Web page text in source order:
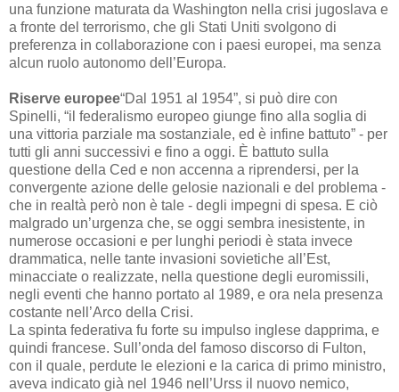
una funzione maturata da Washington nella crisi jugoslava e
a fronte del terrorismo, che gli Stati Uniti svolgono di
preferenza in collaborazione con i paesi europei, ma senza
alcun ruolo autonomo dell’Europa.
Riserve europee“Dal 1951 al 1954”, si può dire con
Spinelli, “il federalismo europeo giunge fino alla soglia di
una vittoria parziale ma sostanziale, ed è infine battuto” - per
tutti gli anni successivi e fino a oggi. È battuto sulla
questione della Ced e non accenna a riprendersi, per la
convergente azione delle gelosie nazionali e del problema -
che in realtà però non è tale - degli impegni di spesa. E ciò
malgrado un’urgenza che, se oggi sembra inesistente, in
numerose occasioni e per lunghi periodi è stata invece
drammatica, nelle tante invasioni sovietiche all’Est,
minacciate o realizzate, nella questione degli euromissili,
negli eventi che hanno portato al 1989, e ora nela presenza
costante nell’Arco della Crisi.
La spinta federativa fu forte su impulso inglese dapprima, e
quindi francese. Sull’onda del famoso discorso di Fulton,
con il quale, perdute le elezioni e la carica di primo ministro,
aveva indicato già nel 1946 nell’Urss il nuovo nemico,